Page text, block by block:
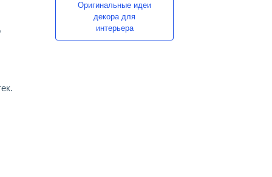
Оригинальные идеи
декора для
интерьера